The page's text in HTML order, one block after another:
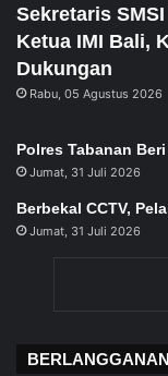
Sekretaris
Ketua IMI Bali,
Dukungan
Rabu, 05 Agustus 2026
Polres Tabanan
Jumat, 31 Juli 2026
Berbekal CCTV,
Jumat, 31 Juli 2026